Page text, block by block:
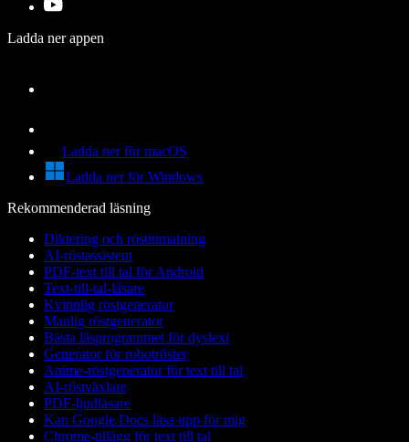
Ladda ner appen
Ladda ner för macOS
Ladda ner för Windows
Rekommenderad läsning
Diktering och röstinmatning
AI-röstassistent
PDF-text till tal för Android
Text-till-tal-läsare
Kvinnlig röstgenerator
Manlig röstgenerator
Bästa läsprogrammet för dyslexi
Generator för robotröster
Anime-röstgenerator för text till tal
AI-röstväxlare
PDF-ljudläsare
Kan Google Docs läsa upp för mig
Chrome-tillägg för text till tal